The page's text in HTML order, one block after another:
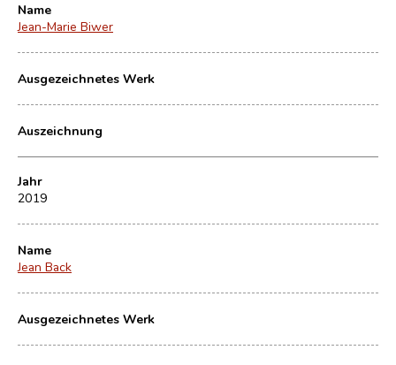
Name
Jean-Marie Biwer
Ausgezeichnetes Werk
Auszeichnung
Jahr
2019
Name
Jean Back
Ausgezeichnetes Werk